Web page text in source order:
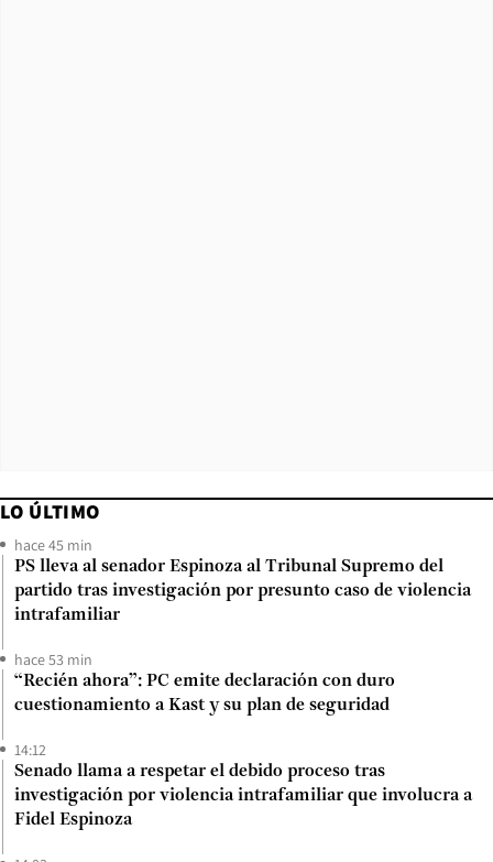
LO ÚLTIMO
hace 45 min
PS lleva al senador Espinoza al Tribunal Supremo del
partido tras investigación por presunto caso de violencia
intrafamiliar
hace 53 min
“Recién ahora”: PC emite declaración con duro
cuestionamiento a Kast y su plan de seguridad
14:12
Senado llama a respetar el debido proceso tras
investigación por violencia intrafamiliar que involucra a
Fidel Espinoza